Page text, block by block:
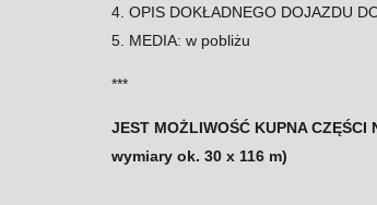
4. OPIS DOKŁADNEGO DOJAZDU
5. MEDIA: w pobliżu
***
JEST MOŻLIWOŚĆ KUPNA CZĘŚCI
wymiary ok. 30 x 116 m)